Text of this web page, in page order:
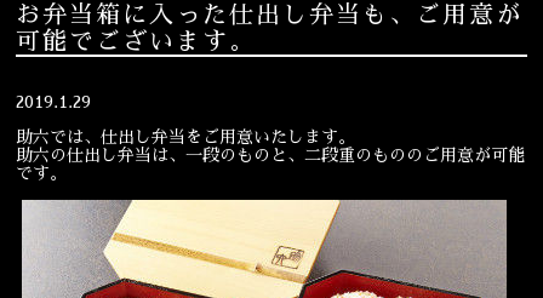
お弁当箱に入った仕出し弁当も、ご用意が
可能でございます。
2019.1.29
助六では、仕出し弁当をご用意いたします。
助六の仕出し弁当は、一段のものと、二段重のもののご用意が可能
です。
季節のお料理 お弁当
お飲み物
お部屋のご紹介
結婚式・披露宴